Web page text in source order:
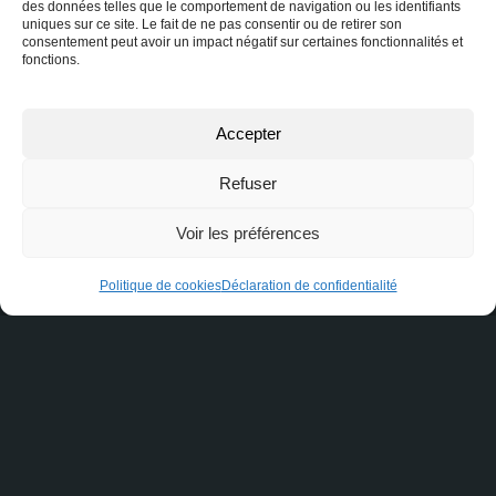
des données telles que le comportement de navigation ou les identifiants
uniques sur ce site. Le fait de ne pas consentir ou de retirer son
consentement peut avoir un impact négatif sur certaines fonctionnalités et
fonctions.
Accepter
Refuser
Voir les préférences
Politique de cookiesDéclaration de confidentialité
rapidement. Ne laissez pas vos interrogations en
suspens, engagez la conversation dès maintenant !